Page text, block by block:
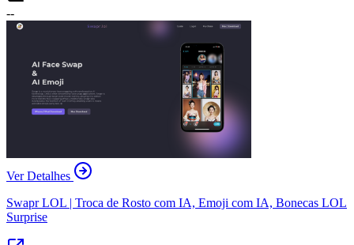
--
Ver Detalhes
Swapr LOL | Troca de Rosto com IA, Emoji com IA, Bonecas LOL
Surprise